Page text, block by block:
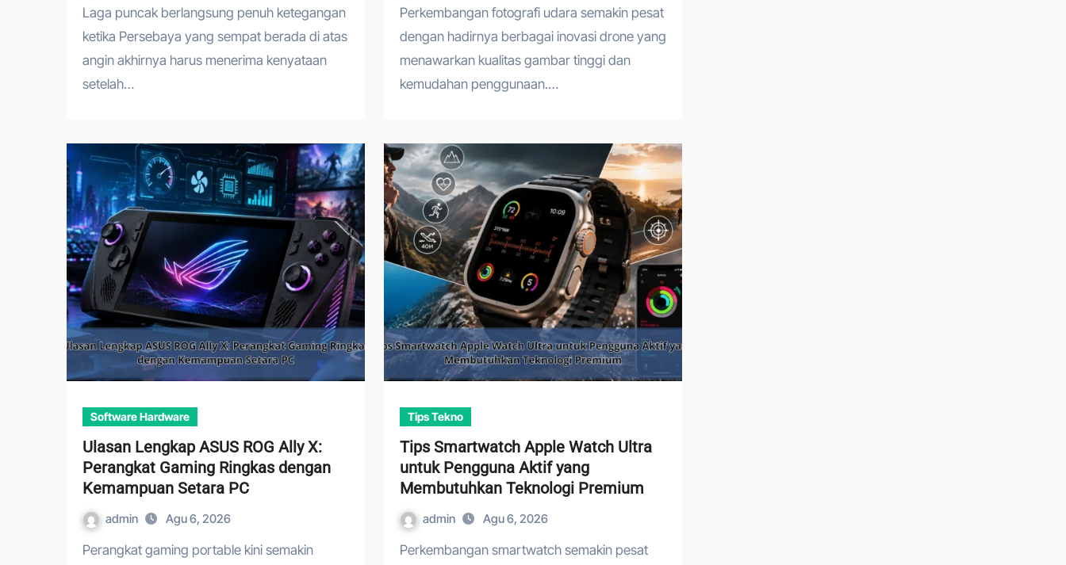
Laga puncak berlangsung penuh ketegangan
ketika Persebaya yang sempat berada di atas
angin akhirnya harus menerima kenyataan
setelah…
Perkembangan fotografi udara semakin pesat
dengan hadirnya berbagai inovasi drone yang
menawarkan kualitas gambar tinggi dan
kemudahan penggunaan.…
Software Hardware
Ulasan Lengkap ASUS ROG Ally X:
Perangkat Gaming Ringkas dengan
Kemampuan Setara PC
admin Agu 6, 2026
Perangkat gaming portable kini semakin
Tips Tekno
Tips Smartwatch Apple Watch Ultra
untuk Pengguna Aktif yang
Membutuhkan Teknologi Premium
admin Agu 6, 2026
Perkembangan smartwatch semakin pesat